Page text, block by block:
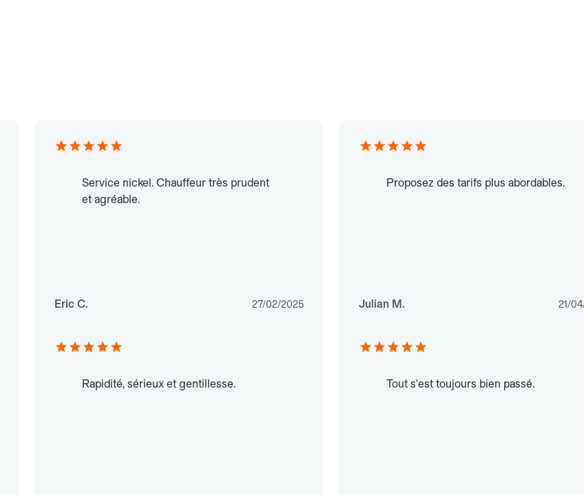
Service nickel. Chauffeur très prudent
et agréable.
Eric C. 27/02/2025
Proposez des tarifs plus abordables.
Julian M. 21/
Rapidité, sérieux et gentillesse. Tout s'est toujours bien passé.